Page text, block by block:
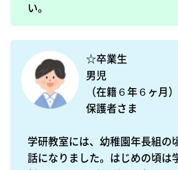
い。
☆卒業生
男児
（在籍６年６ヶ月）
保護者さま
学研教室には、幼稚園年長組の
話になりました。はじめの頃は